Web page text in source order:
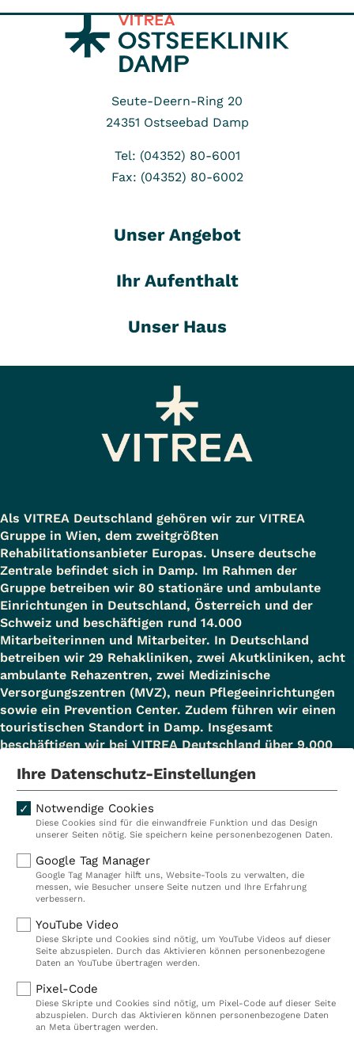
Seute-Deern-Ring 20
24351 Ostseebad Damp
Tel: (04352) 80-6001
Fax: (04352) 80-6002
Unser Angebot
Ihr Aufenthalt
Unser Haus
Als VITREA Deutschland gehören wir zur VITREA
Gruppe in Wien, dem zweitgrößten
Rehabilitationsanbieter Europas. Unsere deutsche
Zentrale befindet sich in Damp. Im Rahmen der
Gruppe betreiben wir 80 stationäre und ambulante
Einrichtungen in Deutschland, Österreich und der
Schweiz und beschäftigen rund 14.000
Mitarbeiterinnen und Mitarbeiter. In Deutschland
betreiben wir 29 Rehakliniken, zwei Akutkliniken, acht
ambulante Rehazentren, zwei Medizinische
Versorgungszentren (MVZ), neun Pflegeeinrichtungen
sowie ein Prevention Center. Zudem führen wir einen
touristischen Standort in Damp. Insgesamt
beschäftigen wir bei VITREA Deutschland über 9.000
Kliniken
Ambulant
Reha
Prävention
Karriere
VITREA Deutschland
IMPRESSUM
HINWEISGEBERSYSTEM
AUFSICHTSBEHÖRDEN
Ihre Datenschutz-Einstellungen
Notwendige Cookies
Diese Cookies sind für die einwandfreie Funktion und das Design
unserer Seiten nötig. Sie speichern keine personenbezogenen Daten.
Google Tag Manager
Google Tag Manager hilft uns, Website-Tools zu verwalten, die
messen, wie Besucher unsere Seite nutzen und Ihre Erfahrung
verbessern.
YouTube Video
Diese Skripte und Cookies sind nötig, um YouTube Videos auf dieser
Seite abzuspielen. Durch das Aktivieren können personenbezogene
Daten an YouTube übertragen werden.
Pixel-Code
Diese Skripte und Cookies sind nötig, um Pixel-Code auf dieser Seite
abzuspielen. Durch das Aktivieren können personenbezogene Daten
an Meta übertragen werden.